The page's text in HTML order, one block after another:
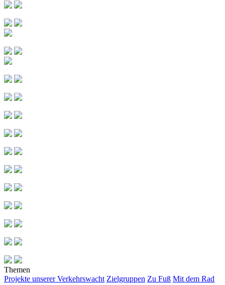
Themen
Projekte unserer Verkehrswacht Zielgruppen Zu Fuß Mit dem Rad